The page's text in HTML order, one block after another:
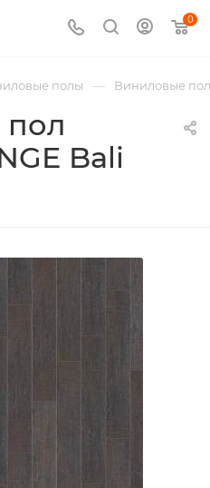
0
полы — Виниловые
Bali